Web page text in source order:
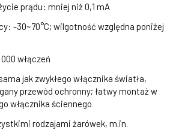
prądu: mniej niż 0,1 mA
-30~70°C; wilgotność względna poniżej
włączeń
jak zwykłego włącznika światła,
przewód ochronny; łatwy montaż w
włącznika ściennego
rodzajami żarówek, m.in.